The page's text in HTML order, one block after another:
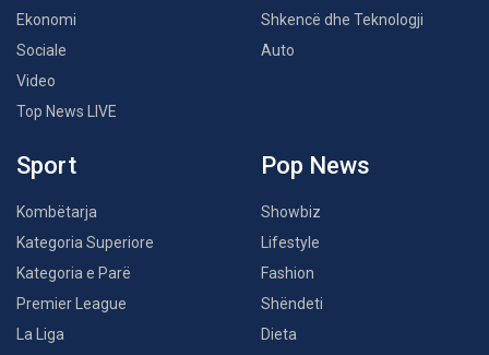
Ekonomi
Sociale
Video
Top News LIVE
Shkencë dhe Teknologji
Auto
Sport
Kombëtarja
Kategoria Superiore
Kategoria e Parë
Premier League
La Liga
Pop News
Showbiz
Lifestyle
Fashion
Shëndeti
Dieta